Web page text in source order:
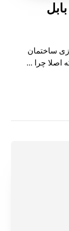
ساختمان
اصلا چرا ...